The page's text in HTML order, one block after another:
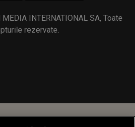
INTERNATIONAL SA, Toate
rezervate.